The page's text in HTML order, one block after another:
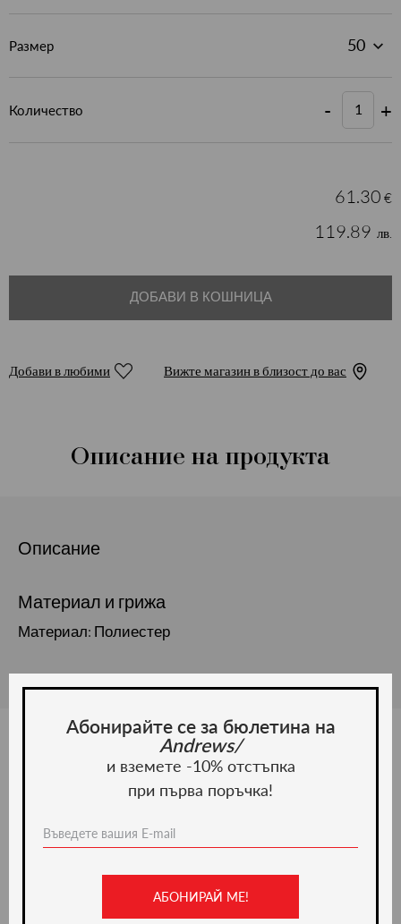
Размер
Количество - +
61.30 €
119.89 лв.
ДОБАВИ В КОШНИЦА
Добави в любими Вижте магазин в близост до вас
Описание на продукта
Описание
Материал и грижа
Материал: Полиестер
Ние препоръчваме
-20%
Абонирайте се за бюлетина на
Andrews/
и вземете -10% отстъпка
при първа поръчка!
АБОНИРАЙ МЕ!